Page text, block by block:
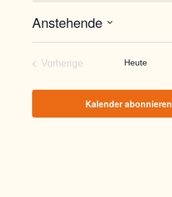
Anstehende
Vorherige
Heute
Kalender abonnieren